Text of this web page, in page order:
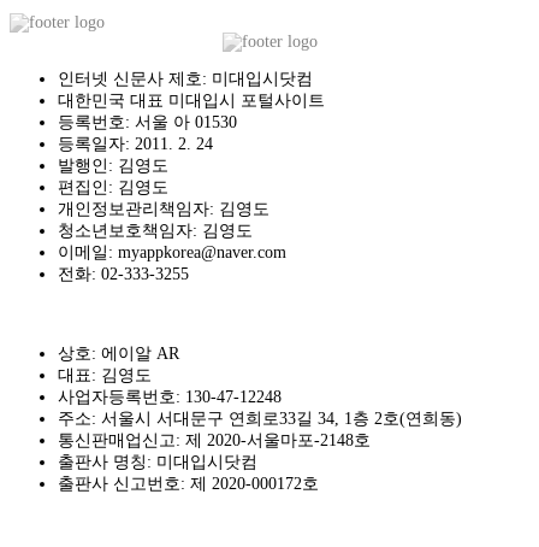
인터넷 신문사 제호: 미대입시닷컴
대한민국 대표 미대입시 포털사이트
등록번호: 서울 아 01530
등록일자: 2011. 2. 24
발행인: 김영도
편집인: 김영도
개인정보관리책임자: 김영도
청소년보호책임자: 김영도
이메일: myappkorea@naver.com
전화: 02-333-3255
상호: 에이알 AR
대표: 김영도
사업자등록번호: 130-47-12248
주소: 서울시 서대문구 연희로33길 34, 1층 2호(연희동)
통신판매업신고: 제 2020-서울마포-2148호
출판사 명칭: 미대입시닷컴
출판사 신고번호: 제 2020-000172호